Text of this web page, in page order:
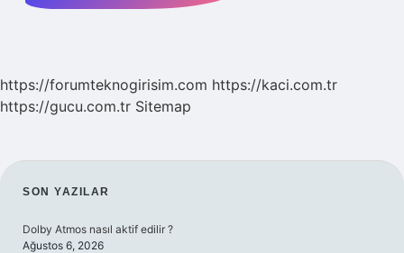
https://forumteknogirisim.com https://kaci.com.tr
https://gucu.com.tr Sitemap
SIDEBAR
SON YAZILAR
Dolby Atmos nasıl aktif edilir ?
Ağustos 6, 2026